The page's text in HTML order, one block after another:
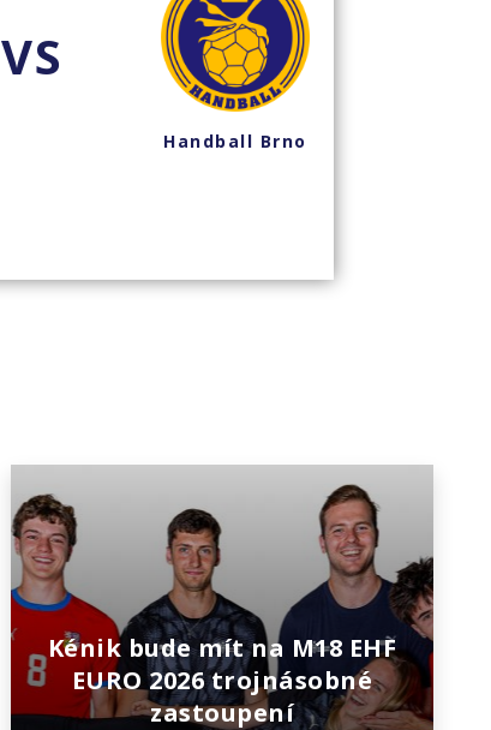
VS
Handball Brno
Kénik bude mít na M18 EHF
EURO 2026 trojnásobné
zastoupení